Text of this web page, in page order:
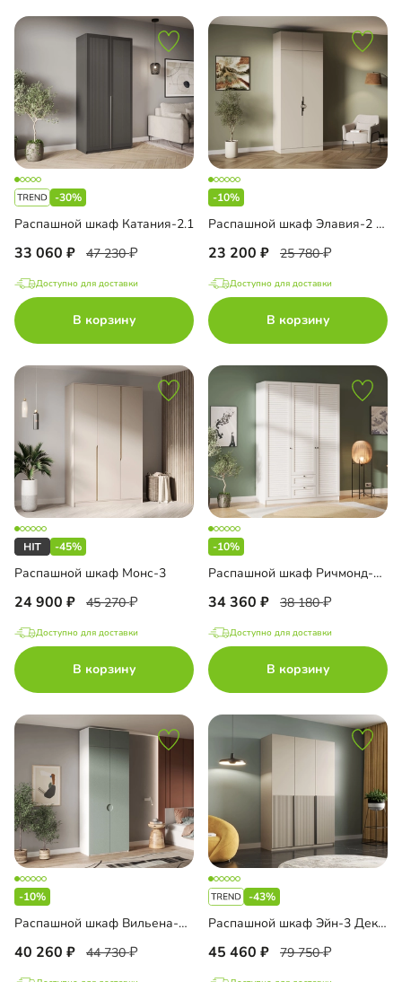
-30%
Распашной шкаф Катания-2.1
33 060 47 230
Доступно для доставки
В корзину
-10%
Распашной шкаф Элавия-2 с антресолью
23 200 25 780
Доступно для доставки
В корзину
-45%
Распашной шкаф Монс-3
24 900 45 270
Доступно для доставки
В корзину
-10%
Распашной шкаф Ричмонд-3.2
34 360 38 180
Доступно для доставки
В корзину
-10%
Распашной шкаф Вильена-2 с антресолью
40 260 44 730
-43%
Распашной шкаф Эйн-3 Декор 1
45 460 79 750